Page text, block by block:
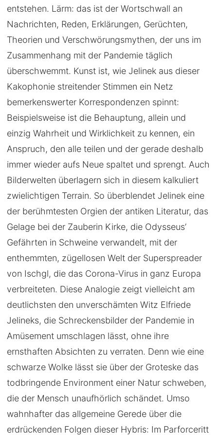
entstehen. Lärm: das ist der Wortschwall an
Nachrichten, Reden, Erklärungen, Gerüchten,
Theorien und Verschwörungsmythen, der uns im
Zusammenhang mit der Pandemie täglich
überschwemmt. Kunst ist, wie Jelinek aus dieser
Kakophonie streitender Stimmen ein Netz
bemerkenswerter Korrespondenzen spinnt:
Beispielsweise ist die Behauptung, allein und
einzig Wahrheit und Wirklichkeit zu kennen, ein
Anspruch, den alle teilen und der gerade deshalb
immer wieder aufs Neue spaltet und sprengt. Auch
Bilderwelten überlagern sich in diesem kalkuliert
zwielichtigen Terrain. So überblendet Jelinek eine
der berühmtesten Orgien der antiken Literatur, das
Gelage bei der Zauberin Kirke, die Odysseus’
Gefährten in Schweine verwandelt, mit der
enthemmten, zügellosen Welt der Superspreader
von Ischgl, die das Corona-Virus in ganz Europa
verbreiteten. Diese Analogie zeigt vielleicht am
deutlichsten den unverschämten Witz Elfriede
Jelineks, die Schreckensbilder der Pandemie in
Amüsement umschlagen lässt, ohne ihre
ernsthaften Absichten zu verraten. Denn wie eine
schwarze Wolke lässt sie über der Groteske das
todbringende Environment einer Natur schweben,
die der Mensch unaufhörlich schändet. Umso
wahnhafter das allgemeine Gerede über die
erdrückenden Folgen dieser Hybris: Im Parforceritt